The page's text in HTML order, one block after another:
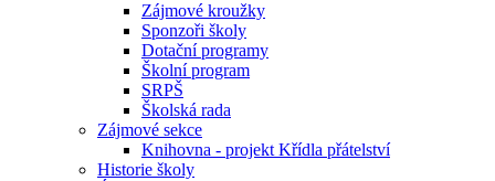
Zájmové kroužky
Sponzoři školy
Dotační programy
Školní program
SRPŠ
Školská rada
Zájmové sekce
Knihovna - projekt Křídla přátelství
Historie školy